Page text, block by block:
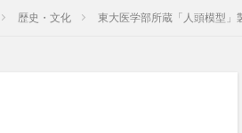
歴史・文化 東大医学部所蔵「人頭模型